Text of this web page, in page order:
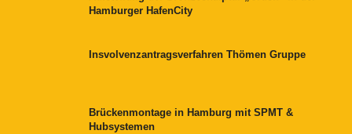
Hamburger HafenCity
Insvolvenzantragsverfahren Thömen Gruppe
Brückenmontage in Hamburg mit SPMT &
Hubsystemen